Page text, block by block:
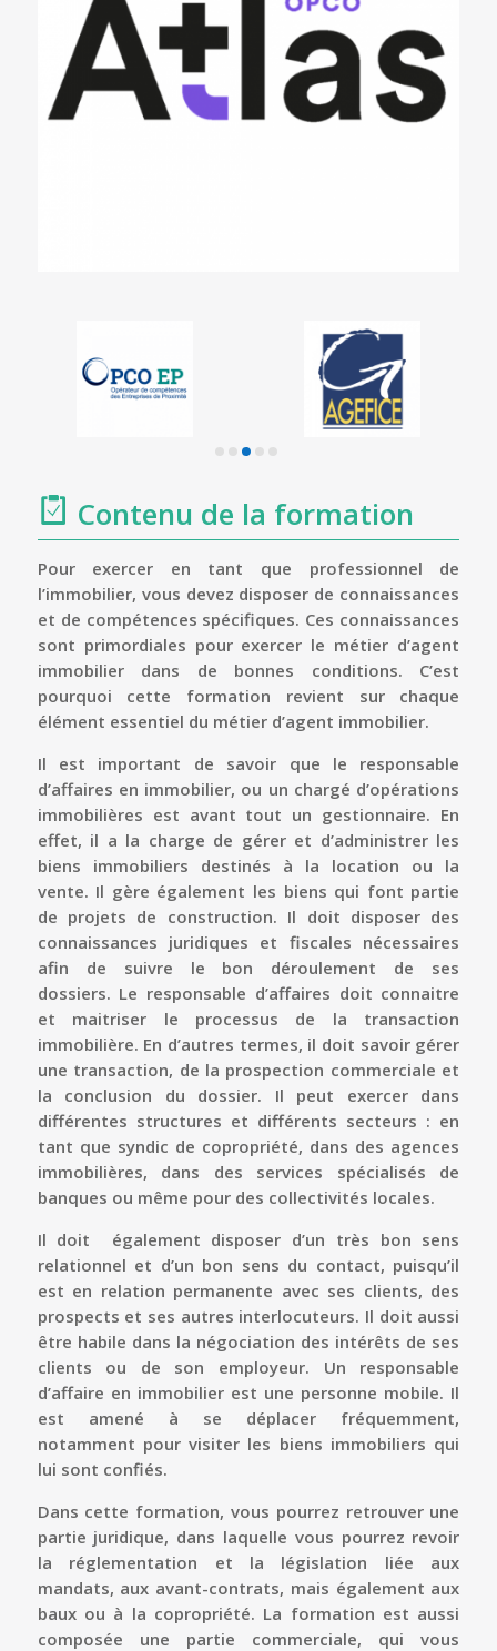
Contenu de la formation
Pour exercer en tant que professionnel de
l’immobilier, vous devez disposer de connaissances
et de compétences spécifiques. Ces connaissances
sont primordiales pour exercer le métier d’agent
immobilier dans de bonnes conditions. C’est
pourquoi cette formation revient sur chaque
élément essentiel du métier d’agent immobilier.
Il est important de savoir que le responsable
d’affaires en immobilier, ou un chargé d’opérations
immobilières est avant tout un gestionnaire. En
effet, il a la charge de gérer et d’administrer les
biens immobiliers destinés à la location ou la
vente. Il gère également les biens qui font partie
de projets de construction. Il doit disposer des
connaissances juridiques et fiscales nécessaires
afin de suivre le bon déroulement de ses
dossiers. Le responsable d’affaires doit connaitre
et maitriser le processus de la transaction
immobilière. En d’autres termes, il doit savoir gérer
une transaction, de la prospection commerciale et
la conclusion du dossier. Il peut exercer dans
différentes structures et différents secteurs : en
tant que syndic de copropriété, dans des agences
immobilières, dans des services spécialisés de
banques ou même pour des collectivités locales.
Il doit également disposer d’un très bon sens
relationnel et d’un bon sens du contact, puisqu’il
est en relation permanente avec ses clients, des
prospects et ses autres interlocuteurs. Il doit aussi
être habile dans la négociation des intérêts de ses
clients ou de son employeur. Un responsable
d’affaire en immobilier est une personne mobile. Il
est amené à se déplacer fréquemment,
notamment pour visiter les biens immobiliers qui
lui sont confiés.
Dans cette formation, vous pourrez retrouver une
partie juridique, dans laquelle vous pourrez revoir
la réglementation et la législation liée aux
mandats, aux avant-contrats, mais également aux
baux ou à la copropriété. La formation est aussi
composée une partie commerciale, qui vous